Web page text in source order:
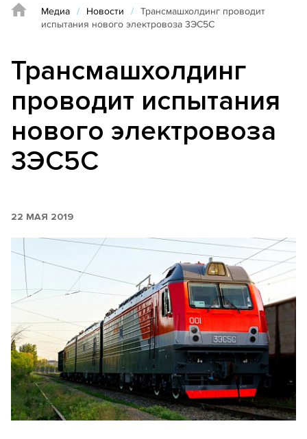
Медиа / Новости / Трансмашхолдинг проводит
испытания нового электровоза 3ЭС5С
Трансмашхолдинг
проводит испытания
нового электровоза
3ЭС5С
22 МАЯ 2019